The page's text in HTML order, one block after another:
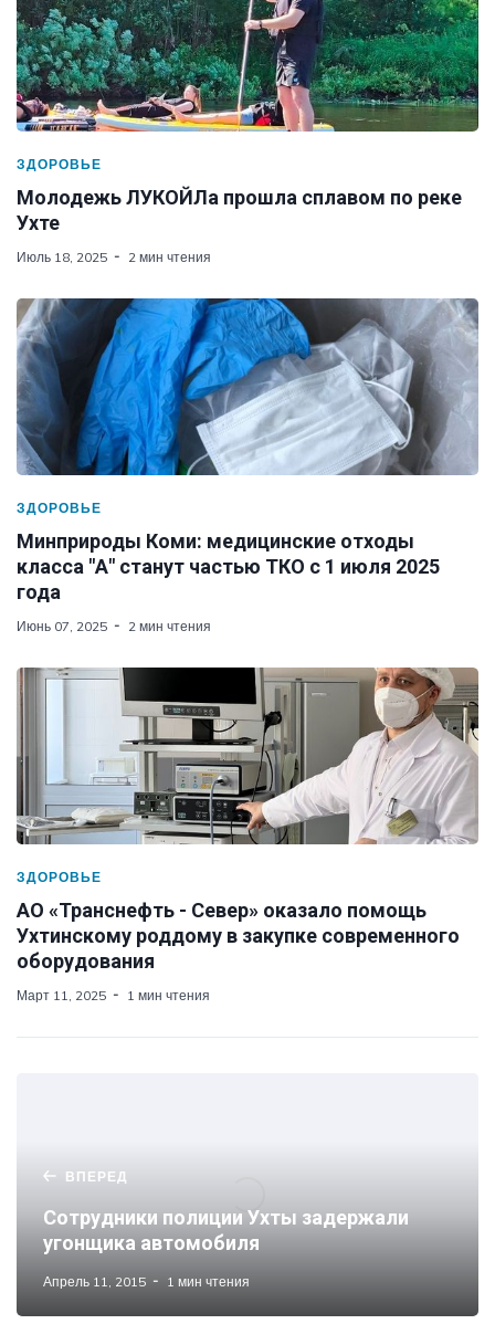
ЗДОРОВЬЕ
Молодежь ЛУКОЙЛа прошла сплавом по реке
Ухте
Июль 18, 2025 2 мин чтения
ЗДОРОВЬЕ
Минприроды Коми: медицинские отходы
класса "А" станут частью ТКО с 1 июля 2025
года
Июнь 07, 2025 2 мин чтения
ЗДОРОВЬЕ
АО «Транснефть - Север» оказало помощь
Ухтинскому роддому в закупке современного
оборудования
Март 11, 2025 1 мин чтения
ВПЕРЕД
Сотрудники полиции Ухты задержали
угонщика автомобиля
Апрель 11, 2015 1 мин чтения